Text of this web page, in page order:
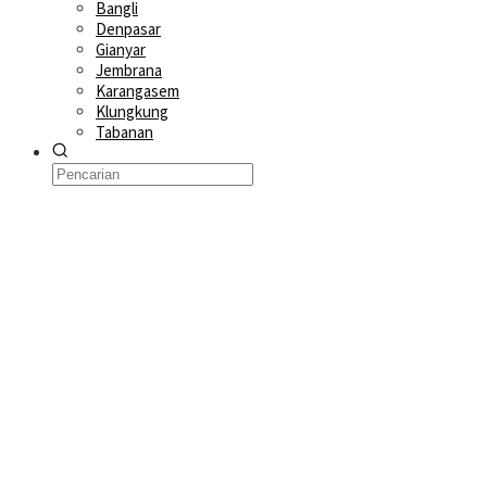
Bangli
Denpasar
Gianyar
Jembrana
Karangasem
Klungkung
Tabanan